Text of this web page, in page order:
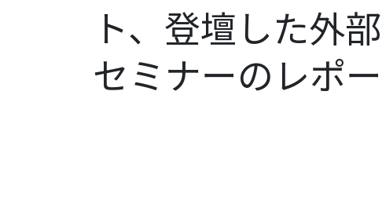
ト、登壇した外
セミナーのレポ